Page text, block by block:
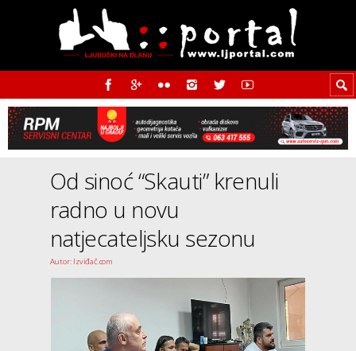
Od sinoć “Skauti” krenuli
radno u novu
natjecateljsku sezonu
Autor: Izviđač.com